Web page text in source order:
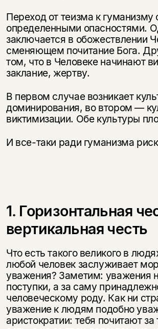
Переход от теизма к гуманизму
определенными опасностями.
заключается в обожествлении
сменяющем почитание Бога.
том, что в Человеке начинают
заклание, жертву.
В первом случае возникает
доминирования, во втором —
виктимизации. Обе культуры
И все-таки ради гуманизма
1. Горизонтальная
вертикальная честь
Что есть такого великого в
любой человек заслуживает
уважения? Заметим: уважения
поступки, а за саму
человеческому роду. Как ни
уважение к людям подобно
аристократии: тебя почитают за